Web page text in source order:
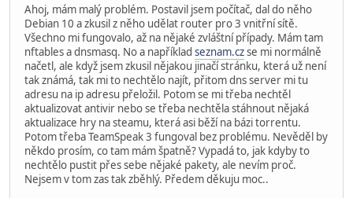
Ahoj, mám malý problém. Postavil jsem počítač, dal do něho
Debian 10 a zkusil z něho udělat router pro 3 vnitřní sítě.
Všechno mi fungovalo, až na nějaké zvláštní případy. Mám tam
nftables a dnsmasq. No a například seznam.czse mi normálně
načetl, ale když jsem zkusil nějakou jinačí stránku, která už není
tak známá, tak mi to nechtělo najít, přitom dns server mi tu
adresu na ip adresu přeložil. Potom se mi třeba nechtěl
aktualizovat antivir nebo se třeba nechtěla stáhnout nějaká
aktualizace hry na steamu, která asi běží na bázi torrentu.
Potom třeba TeamSpeak 3 fungoval bez problému. Nevěděl by
někdo prosím, co tam mám špatně? Vypadá to, jak kdyby to
nechtělo pustit přes sebe nějaké pakety, ale nevím proč.
Nejsem v tom zas tak zběhlý. Předem děkuju moc..